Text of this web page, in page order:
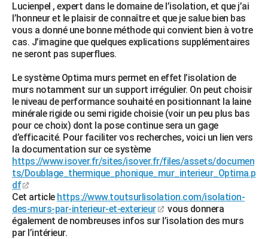
Lucienpel , expert dans le domaine de l’isolation, et que j’ai
l’honneur et le plaisir de connaître et que je salue bien bas
vous a donné une bonne méthode qui convient bien à votre
cas. J’imagine que quelques explications supplémentaires
ne seront pas superflues.
Le système Optima murs permet en effet l’isolation de
murs notamment sur un support irrégulier. On peut choisir
le niveau de performance souhaité en positionnant la laine
minérale rigide ou semi rigide choisie (voir un peu plus bas
pour ce choix) dont la pose continue sera un gage
d’efficacité. Pour faciliter vos recherches, voici un lien vers
la documentation sur ce système
https://www.isover.fr/sites/isover.fr/files/assets/documen
ts/Doublage_thermique_phonique_mur_interieur_Optima.p
df
Cet article https://www.toutsurlisolation.com/isolation-
des-murs-par-interieur-et-exterieur
vous donnera
également de nombreuses infos sur l’isolation des murs
par l’intérieur.